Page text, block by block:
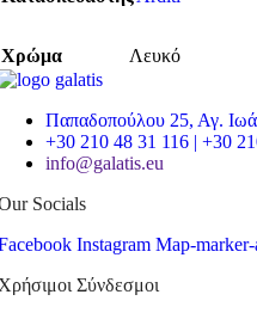
Χρώμα Λευκό
Παπαδοπούλου 25, Αγ.
+30 210 48 31 116 | +30
info@galatis.eu
Socials
Instagram Map-
Σύνδεσμοι